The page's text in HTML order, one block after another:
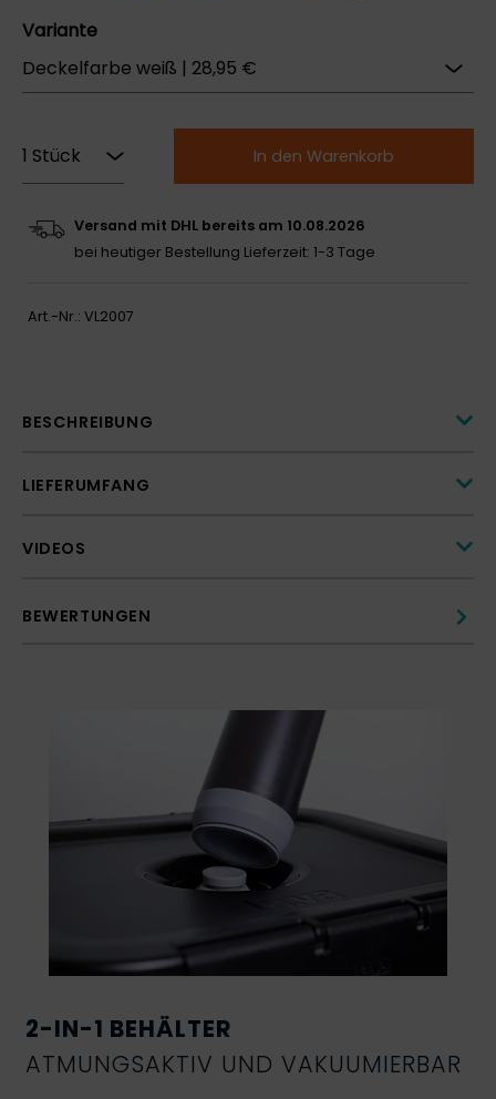
Variante
In den Warenkorb
Versand mit DHL bereits am 10.08.2026
bei heutiger Bestellung Lieferzeit: 1-3 Tage
Art.-Nr.: VL2007
BESCHREIBUNG
LIEFERUMFANG
VIDEOS
BEWERTUNGEN
2-IN-1 BEHÄLTER
ATMUNGSAKTIV UND VAKUUMIERBAR